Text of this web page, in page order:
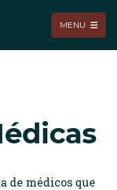
MENU
de médicos que